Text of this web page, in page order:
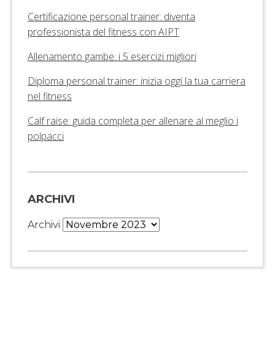
Certificazione personal trainer: diventa
professionista del fitness con AIPT
Allenamento gambe: i 5 esercizi migliori
Diploma personal trainer: inizia oggi la tua carriera
nel fitness
Calf raise: guida completa per allenare al meglio i
polpacci
ARCHIVI
Archivi